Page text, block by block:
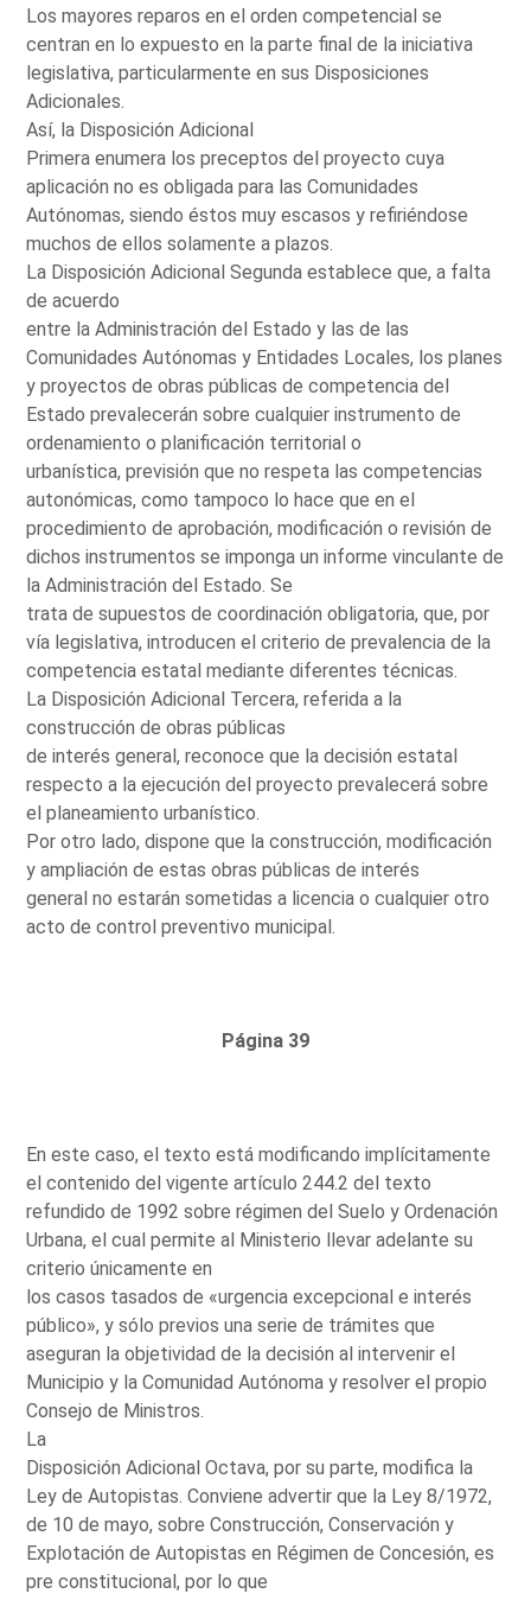
Los mayores reparos en el orden competencial se
centran en lo expuesto en la parte final de la iniciativa
legislativa, particularmente en sus Disposiciones
Adicionales.
Así, la Disposición Adicional
Primera enumera los preceptos del proyecto cuya
aplicación no es obligada para las Comunidades
Autónomas, siendo éstos muy escasos y refiriéndose
muchos de ellos solamente a plazos.
La Disposición Adicional Segunda establece que, a falta
de acuerdo
entre la Administración del Estado y las de las
Comunidades Autónomas y Entidades Locales, los planes
y proyectos de obras públicas de competencia del
Estado prevalecerán sobre cualquier instrumento de
ordenamiento o planificación territorial o
urbanística, previsión que no respeta las competencias
autonómicas, como tampoco lo hace que en el
procedimiento de aprobación, modificación o revisión de
dichos instrumentos se imponga un informe vinculante de
la Administración del Estado. Se
trata de supuestos de coordinación obligatoria, que, por
vía legislativa, introducen el criterio de prevalencia de la
competencia estatal mediante diferentes técnicas.
La Disposición Adicional Tercera, referida a la
construcción de obras públicas
de interés general, reconoce que la decisión estatal
respecto a la ejecución del proyecto prevalecerá sobre
el planeamiento urbanístico.
Por otro lado, dispone que la construcción, modificación
y ampliación de estas obras públicas de interés
general no estarán sometidas a licencia o cualquier otro
acto de control preventivo municipal.
Página 39
En este caso, el texto está modificando implícitamente
el contenido del vigente artículo 244.2 del texto
refundido de 1992 sobre régimen del Suelo y Ordenación
Urbana, el cual permite al Ministerio llevar adelante su
criterio únicamente en
los casos tasados de «urgencia excepcional e interés
público», y sólo previos una serie de trámites que
aseguran la objetividad de la decisión al intervenir el
Municipio y la Comunidad Autónoma y resolver el propio
Consejo de Ministros.
La
Disposición Adicional Octava, por su parte, modifica la
Ley de Autopistas. Conviene advertir que la Ley 8/1972,
de 10 de mayo, sobre Construcción, Conservación y
Explotación de Autopistas en Régimen de Concesión, es
pre constitucional, por lo que